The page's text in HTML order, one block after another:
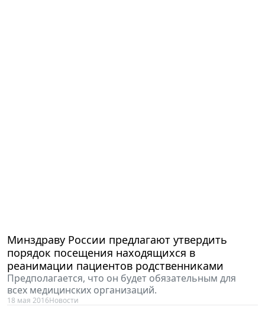
Минздраву России предлагают утвердить
порядок посещения находящихся в
реанимации пациентов родственниками
Предполагается, что он будет обязательным для
всех медицинских организаций.
18 мая 2016Новости